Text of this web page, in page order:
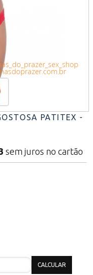
PATITEX -
sem juros no cartão